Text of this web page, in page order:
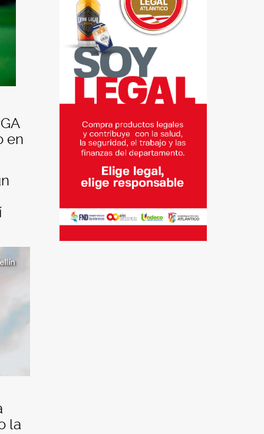
en
la